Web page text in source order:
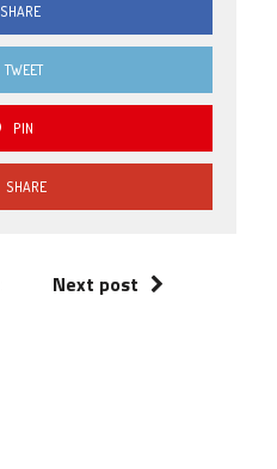
SHARE
TWEET
PIN
SHARE
Next post